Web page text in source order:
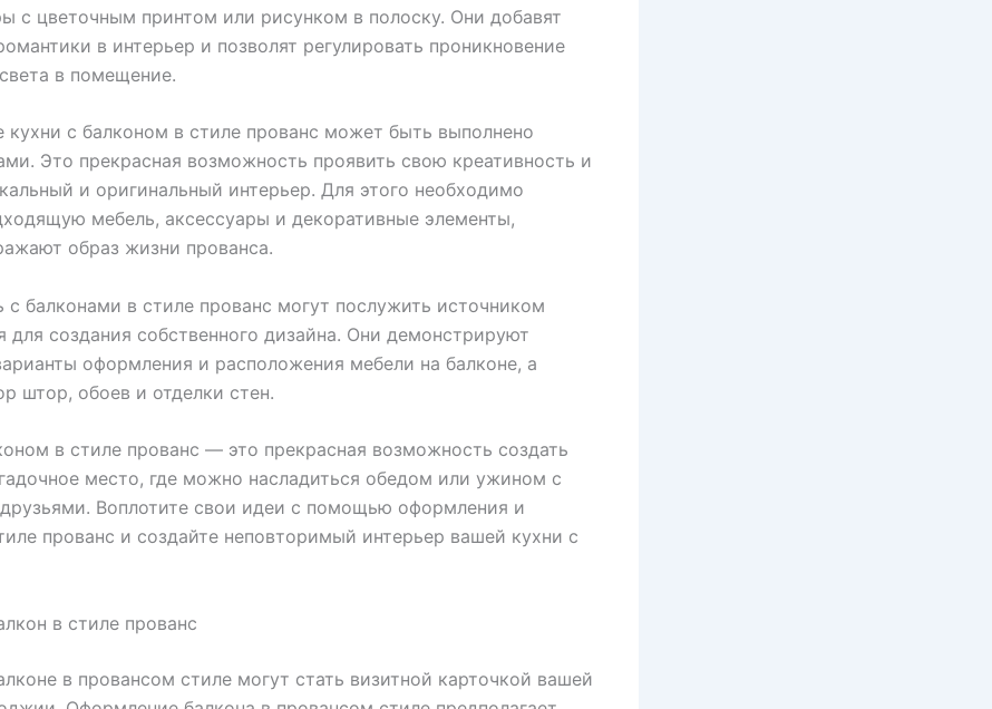
с цветочным принтом или рисунком в полоску. Они добавят
в интерьер и позволят регулировать проникновение
в помещение.
с балконом в стиле прованс может быть выполнено
Это прекрасная возможность проявить свою креативность и
и оригинальный интерьер. Для этого необходимо
мебель, аксессуары и декоративные элементы,
образ жизни прованса.
с балконами в стиле прованс могут послужить источником
для создания собственного дизайна. Они демонстрируют
оформления и расположения мебели на балконе, а
штор, обоев и отделки стен.
в стиле прованс — это прекрасная возможность создать
место, где можно насладиться обедом или ужином с
Воплотите свои идеи с помощью оформления и
прованс и создайте неповторимый интерьер вашей кухни с
в стиле прованс
в провансом стиле могут стать визитной карточкой вашей